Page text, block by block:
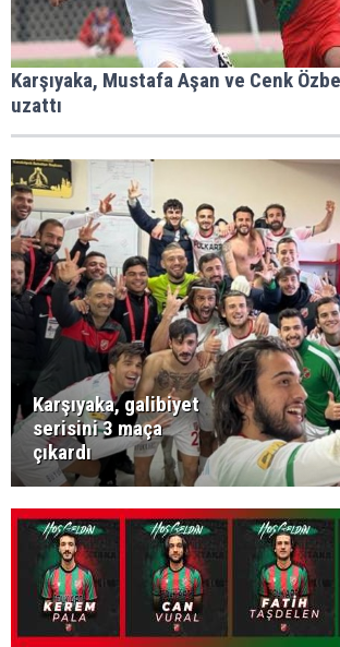
Karşıyaka, Mustafa Aşan ve Cenk
uzattı
Karşıyaka, galibiyet
serisini 3 maça
çıkardı